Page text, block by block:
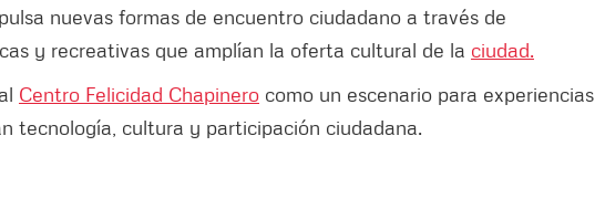
nuevas formas de encuentro ciudadano a través de
y recreativas que amplían la oferta cultural de la ciudad.
Centro Felicidad Chapinero como un escenario para experiencias
tecnología, cultura y participación ciudadana.